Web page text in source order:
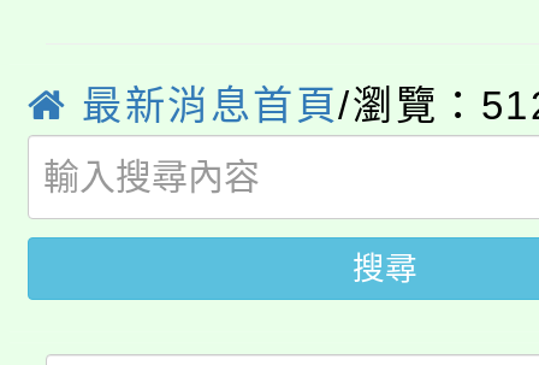
車」活動
桃園市115學年度學生
生本土語及新住民語歌
公告本校115學年度第
代理(課)教師甄選結果(
公告本校115學年度第
代理(課)教師甄選結果
轉知中國文化大學推廣
最新消息首頁/瀏覽：
搜尋